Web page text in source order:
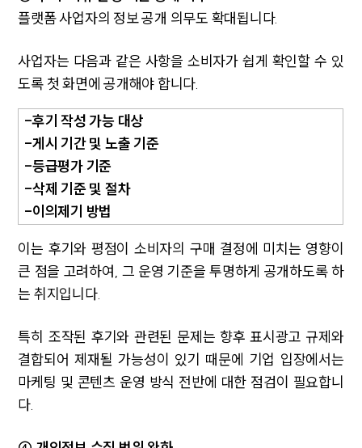
플랫폼 사업자의 정보 공개 의무도 확대됩니다.
사업자는 다음과 같은 사항을 소비자가 쉽게 확인할 수 있
도록 첫 화면에 공개해야 합니다.
-후기 작성 가능 대상
-게시 기간 및 노출 기준
-등급평가 기준
-삭제 기준 및 절차
-이의제기 방법
이는 후기와 평점이 소비자의 구매 결정에 미치는 영향이
큰 점을 고려하여, 그 운영 기준을 투명하게 공개하도록 하
는 취지입니다.
특히 조작된 후기와 관련된 문제는 향후 표시광고 규제와
결합되어 제재될 가능성이 있기 때문에 기업 입장에서는
마케팅 및 콘텐츠 운영 방식 전반에 대한 점검이 필요합니
다.